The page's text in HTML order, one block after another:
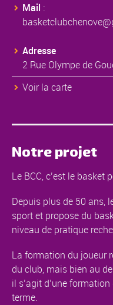
Mail :
Adresse
2 Rue Olympe de
Voir la carte
Notre projet
Le BCC, c’est le
Depuis plus de 50 ans,
sport et propose du
niveau de pratique
La formation du joueur
du club, mais bien au
il s’agit d’une
terme.